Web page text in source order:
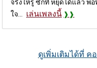
จริงให้รู้ ซักที หยุดได้แล้ว พ
ใจ...
เล่นเพลงนี้
ดูเพิ่มเติมได้ที่ ค